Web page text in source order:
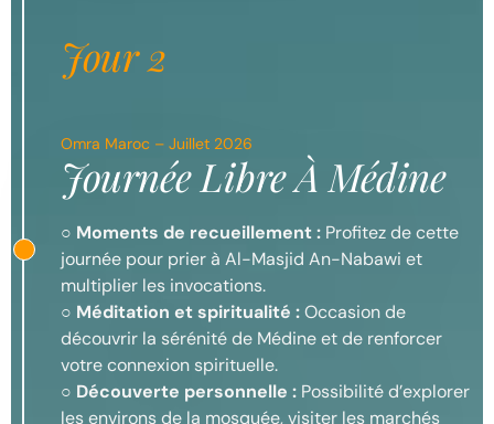
Omra Maroc – Juillet 2026
Journée Libre À Médine
○ Moments de recueillement : Profitez de cette
journée pour prier à Al-Masjid An-Nabawi et
multiplier les invocations.
○ Méditation et spiritualité :Occasion de
découvrir la sérénité de Médine et de renforcer
votre connexion spirituelle.
○ Découverte personnelle : Possibilité d’explorer
les environs de la mosquée, visiter les marchés
Jour 2